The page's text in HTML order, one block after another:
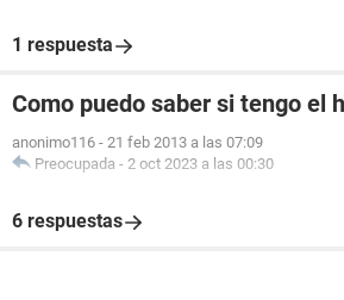
1 respuesta
Como puedo saber si tengo el
anonimo116 - 21 feb 2013 a las 07:09
Preocupada - 2 oct 2023 a las 00:30
6 respuestas